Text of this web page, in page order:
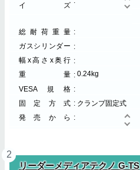
イズ
総耐荷重量
ガスシリンダー
幅x高さx奥行
重量
0.24kg
VESA規格
固定方式
クランプ固定式
発売から
2
リーダーメディアテクノ G-TS